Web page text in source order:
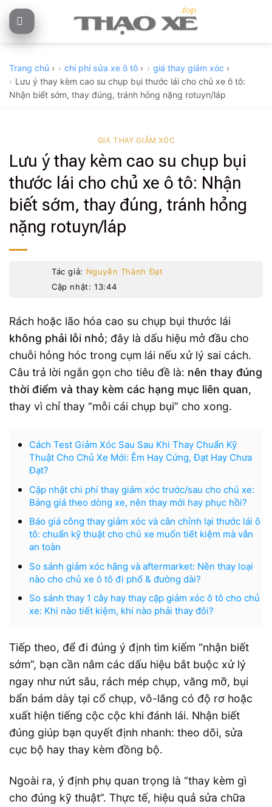
Skip
to
Trang chủ › chi phí sửa xe ô tô › giá thay giảm xóc ›
Lưu ý thay kèm cao su chụp bụi thước lái cho chủ xe ô tô:
Nhận biết sớm, thay đúng, tránh hỏng nặng rotuyn/láp
GIÁ THAY GIẢM XÓC
Lưu ý thay kèm cao su chụp bụi
thước lái cho chủ xe ô tô: Nhận
biết sớm, thay đúng, tránh hỏng
nặng rotuyn/láp
Tác giả: Nguyễn Thành Đạt
Cập nhật: 13:44
Rách hoặc lão hóa cao su chụp bụi thước lái
không phải lỗi nhỏ; đây là dấu hiệu mở đầu cho
chuỗi hỏng hóc trong cụm lái nếu xử lý sai cách.
Câu trả lời ngắn gọn cho tiêu đề là: nên thay đúng
thời điểm và thay kèm các hạng mục liên quan,
thay vì chỉ thay “mỗi cái chụp bụi” cho xong.
Cách Test Giảm Xóc Sau Sau Khi Thay Chuẩn Kỹ
Thuật Cho Chủ Xe Mới: Êm Hay Cứng, Đạt Hay Chưa
Đạt?
Cập nhật chi phí thay giảm xóc trước/sau cho chủ xe:
Bảng giá theo dòng xe, nên thay mới hay phục hồi?
Báo giá công thay giảm xóc và cân chỉnh lại thước lái ô
tô: chuẩn kỹ thuật cho chủ xe muốn tiết kiệm mà vẫn
an toàn
So sánh giảm xóc hãng và aftermarket: Nên thay loại
nào cho chủ xe ô tô đi phố & đường dài?
So sánh thay 1 cây hay thay cặp giảm xóc ô tô cho chủ
xe: Khi nào tiết kiệm, khi nào phải thay đôi?
Tiếp theo, để đi đúng ý định tìm kiếm “nhận biết
sớm”, bạn cần nắm các dấu hiệu bắt buộc xử lý
ngay như nứt sâu, rách mép chụp, văng mỡ, bụi
bẩn bám dày tại cổ chụp, vô-lăng có độ rơ hoặc
xuất hiện tiếng cộc cộc khi đánh lái. Nhận biết
đúng giúp bạn quyết định nhanh: theo dõi, sửa
cục bộ hay thay kèm đồng bộ.
Ngoài ra, ý định phụ quan trọng là “thay kèm gì
cho đúng kỹ thuật”. Thực tế, hiệu quả sửa chữa